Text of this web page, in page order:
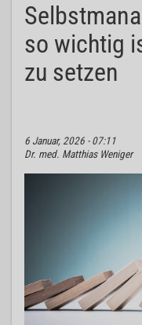
so wichtig
zu setzen
6 Januar, 2026 - 07:11
Dr. med. Matthias Weniger